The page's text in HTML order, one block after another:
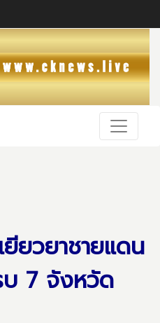
ยียวยาชายแดน
7 จังหวัด